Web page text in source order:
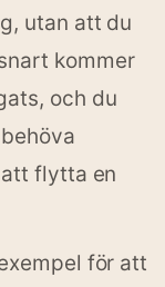
utan att du
kommer
och du
flytta en
för att